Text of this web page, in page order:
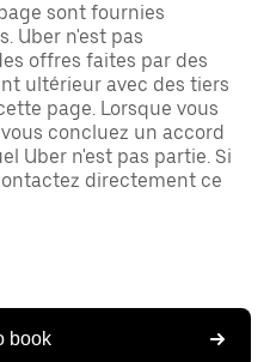
sont fournies
Uber n'est pas
offres faites par des
ultérieur avec des tiers
page. Lorsque vous
concluez un accord
Uber n'est pas partie. Si
directement ce
book